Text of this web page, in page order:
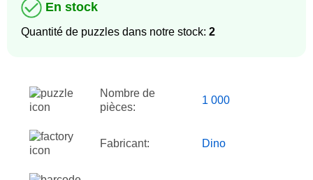
En stock
Quantité de puzzles dans notre stock: 2
Nombre de
pièces:
1 000
Fabricant: Dino